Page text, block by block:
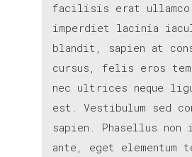
facilisis erat
imperdiet lacinia
blandit, sapien at
cursus, felis eros
nec ultrices neque
est. Vestibulum sed
sapien. Phasellus non
ante, eget elementum